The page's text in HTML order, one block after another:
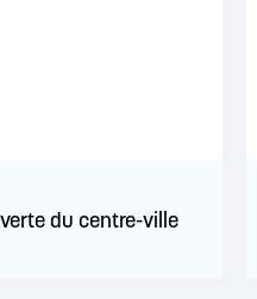
du centre-ville